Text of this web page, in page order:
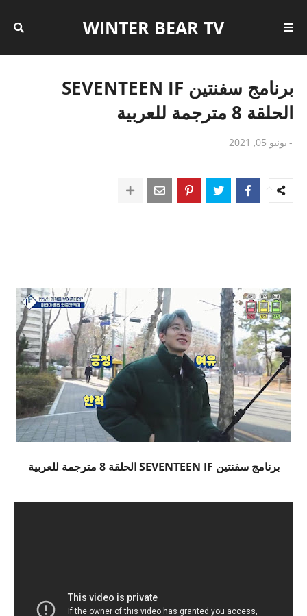
WINTER BEAR TV
برنامج سفنتين SEVENTEEN IF
الحلقة 8 مترجمة للعربية
- يونيو 05, 2021
برنامج سفنتين SEVENTEEN IF الحلقة 8 مترجمة للعربية